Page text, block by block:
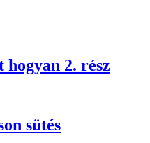
2. rész
sütés